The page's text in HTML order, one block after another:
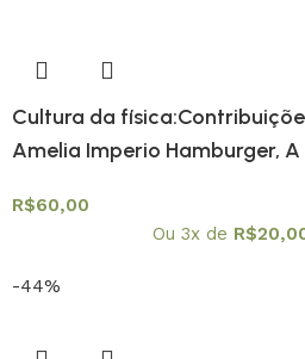
Cultura da
Amelia Imperio Hamburger, A
R$60,00
Ou 3x de R$
-44%